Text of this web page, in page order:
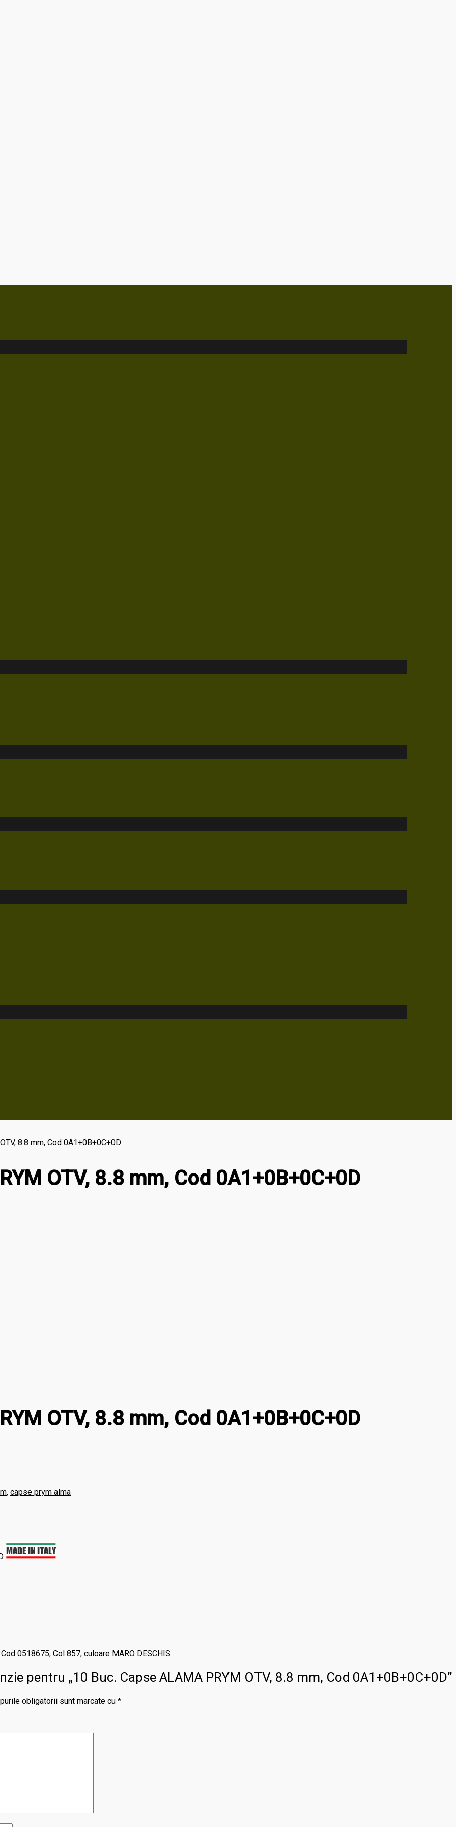
8.8 mm, Cod 0A1+0B+0C+0D
OTV, 8.8 mm, Cod 0A1+0B+0C+0D
OTV, 8.8 mm, Cod 0A1+0B+0C+0D
, capse prym alma
pentru „10 Buc. Capse ALAMA PRYM OTV, 8.8 mm, Cod 0A1+0B+0C+0D”
obligatorii sunt marcate cu *